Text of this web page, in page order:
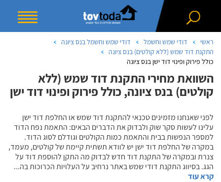
ראשי דודי שמש וחשמל
דודי שמש וחשמל בנס ציונה
התקנת דוד שמש (ללא קולטים) בנס ציונה
כולל פירוק ופינוי דוד ישן בנס ציונה
השוואת מחירי התקנת דוד שמש (ללא
קולטים) בנס ציונה, כולל פירוק ופינוי דוד ישן
לפני שאנחנו מזמינים טכנאי להתקנת דוד שמש או החלפת דוד ישן
עלינו לעשות סקר שוק ולבדוק את הדברים הבאים: התאמת נפח הדוד
למספר הנפשות בבית והתאמת כמות הקולטים וגודלם לסוג הדוד.
במקרה של החלפת דוד ישן יש לוודא תשתית קיימת של קולטים, מעמד,
צנרת ובמקרה של התקנת דוד חדש לבדוק מה התקן להוספת דוד על
הגג. בסיווג התקנת דודי שמש באתר נרחיב על העלויות הכרוכות בה...
קרא עוד